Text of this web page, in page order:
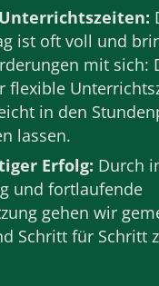
ist oft voll und
mit sich:
flexible
in den
lassen.
Erfolg: Durch
und fortlaufende
gehen wir
Schritt für Schritt